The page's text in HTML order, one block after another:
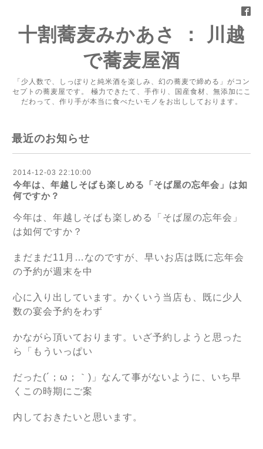
十割蕎麦みかあさ ： 川越
で蕎麦屋酒
「少人数で、しっぽりと純米酒を楽しみ、幻の蕎麦で締める」がコン
セプトの蕎麦屋です。 極力できたて、手作り、国産食材、無添加にこ
だわって、作り手が本当に食べたいモノをお出ししております。
最近のお知らせ
2014-12-03 22:10:00
今年は、年越しそばも楽しめる「そば屋の忘年会」は如
何ですか？
今年は、年越しそばも楽しめる「そば屋の忘年会」
は如何ですか？
まだまだ11月…なのですが、早いお店は既に忘年会
の予約が週末を中
心に入り出しています。かくいう当店も、既に少人
数の宴会予約をわず
かながら頂いております。いざ予約しようと思った
ら「もういっぱい
だった(´；ω；｀)」なんて事がないように、いち早
くこの時期にご案
内しておきたいと思います。